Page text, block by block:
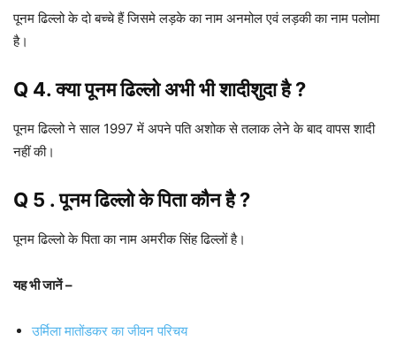
पूनम ढिल्लो के दो बच्चे हैं जिसमे लड़के का नाम अनमोल एवं लड़की का नाम पलोमा
है।
Q 4. क्या पूनम ढिल्लो अभी भी शादीशुदा है ?
पूनम ढिल्लो ने साल 1997 में अपने पति अशोक से तलाक लेने के बाद वापस शादी
नहीं की।
Q 5 . पूनम ढिल्लो के पिता कौन है ?
पूनम ढिल्लो के पिता का नाम अमरीक सिंह ढिल्लों है।
यह भी जानें –
उर्मिला मातोंडकर का जीवन परिचय